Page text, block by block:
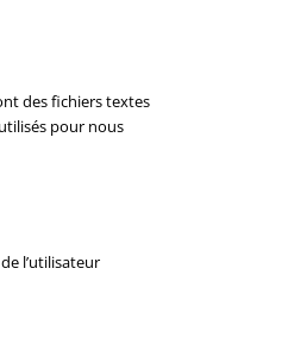
des fichiers textes
pour nous
l’utilisateur